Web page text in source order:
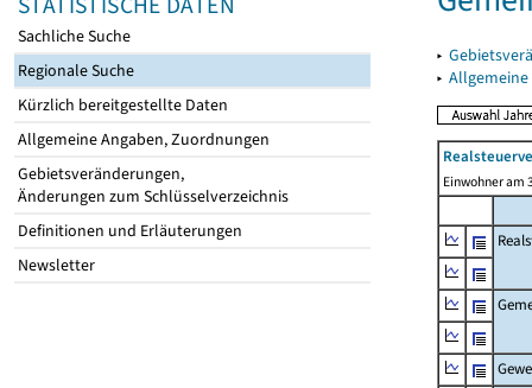
Sachliche Suche
Regionale Suche
Kürzlich bereitgestellte Daten
Allgemeine Angaben, Zuordnungen
Gebietsveränderungen,
Änderungen zum Schlüsselverzeichnis
Definitionen und Erläuterungen
Newsletter
▸
▸
Einwohner am